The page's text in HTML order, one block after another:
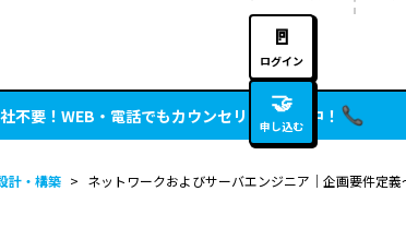
🚪
ログイン
🤝
申し込む
不要！WEB・電話でもカウンセリング実施中！
計・構築 > ネットワークおよびサーバエンジニア｜企画要件定